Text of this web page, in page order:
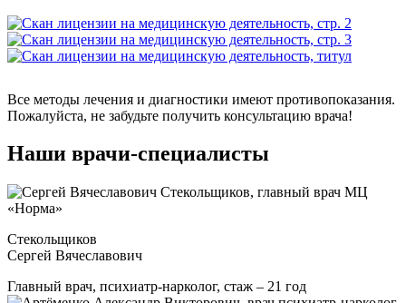
Все методы лечения и диагностики имеют противопоказания.
Пожалуйста, не забудьте получить консультацию врача!
Наши врачи-специалисты
Стекольщиков
Сергей Вячеславович
Главный врач, психиатр-нарколог, стаж – 21 год